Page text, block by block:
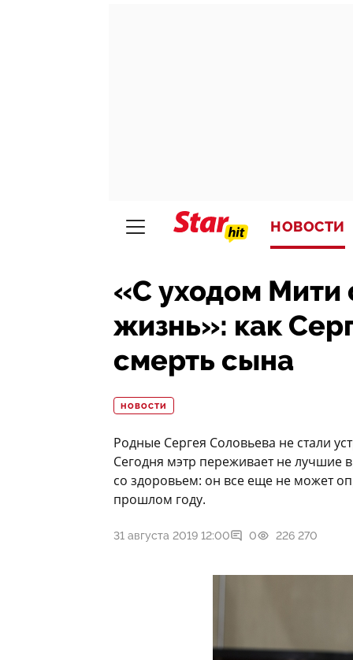
НОВОСТИ
«С уходом Мити
жизнь»: как
смерть сына
НОВОСТИ
Родные Сергея Соловьева не стали
Сегодня мэтр переживает не лучшие
со здоровьем: он все еще не может
прошлом году.
31 августа 2019 12:00 0 226 270